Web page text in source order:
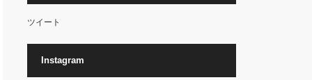
ツイート
Instagram